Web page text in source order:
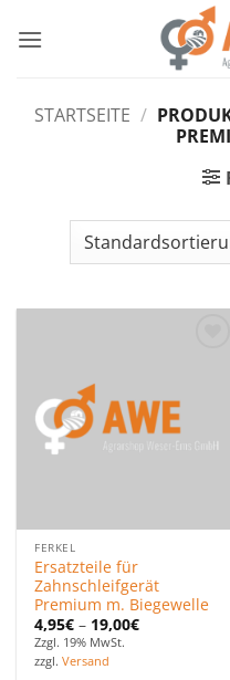
Inhalt
STARTSEITE /
FERKEL
Ersatzteile für
Zahnschleifgerät
Premium m. Biegewelle
4,95€ – 19,00€
Zzgl. 19% MwSt.
zzgl.Versand